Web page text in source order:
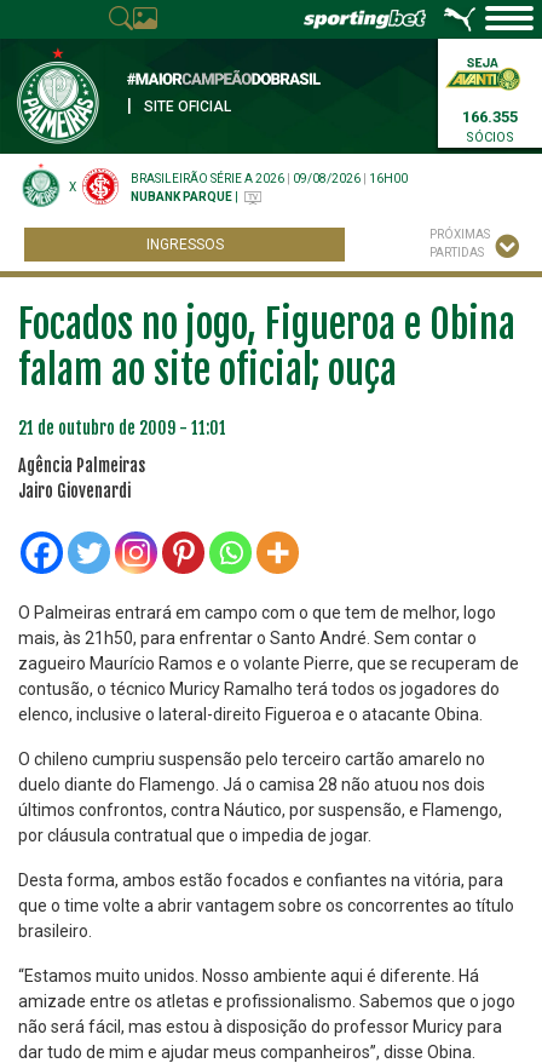
SITE OFICIAL
166.355
SÓCIOS
X
BRASILEIRÃO SÉRIE A 2026 09/08/2026
16H00
NUBANK PARQUE
INGRESSOS
PRÓXIMAS
PARTIDAS
Focados no jogo, Figueroa e Obina
falam ao site oficial; ouça
21 de outubro de 2009 - 11:01
Agência Palmeiras
Jairo Giovenardi
O Palmeiras entrará em campo com o que tem de melhor, logo
mais, às 21h50, para enfrentar o Santo André. Sem contar o
zagueiro Maurício Ramos e o volante Pierre, que se recuperam de
contusão, o técnico Muricy Ramalho terá todos os jogadores do
elenco, inclusive o lateral-direito Figueroa e o atacante Obina.
O chileno cumpriu suspensão pelo terceiro cartão amarelo no
duelo diante do Flamengo. Já o camisa 28 não atuou nos dois
últimos confrontos, contra Náutico, por suspensão, e Flamengo,
por cláusula contratual que o impedia de jogar.
Desta forma, ambos estão focados e confiantes na vitória, para
que o time volte a abrir vantagem sobre os concorrentes ao título
brasileiro.
“Estamos muito unidos. Nosso ambiente aqui é diferente. Há
amizade entre os atletas e profissionalismo. Sabemos que o jogo
não será fácil, mas estou à disposição do professor Muricy para
dar tudo de mim e ajudar meus companheiros”, disse Obina.